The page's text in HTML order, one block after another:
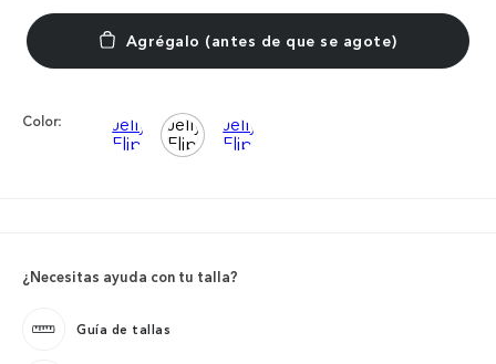
Color:
¿Necesitas ayuda con tu talla?
Guía de tallas